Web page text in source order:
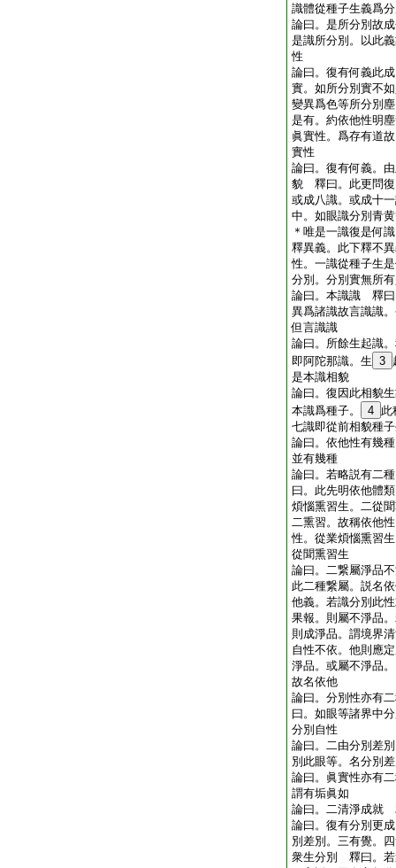
識體從種子生義爲
論曰。是所分別故
是識所分別。以此
性
論曰。復有何義此
實。如所分別實不
變異爲色等所分別
是有。約依他性明
眞實性。爲存有道
實性
論曰。復有何義。
貌 釋曰。此更問復
或成八識。或成十
中。如眼識分別青
＊唯是一識復是何
釋異義。此下釋不
性。一識從種子生
分別。分別實無所
論曰。本識識 釋曰
異爲諸識故言識識
但言識識
論曰。所餘生起識
即阿陀那識。生 3
是本識相貌
論曰。復因此相貌
本識爲種子。
4 此
七識即從前相貌種
論曰。依他性有幾
並有幾種
論曰。若略説有二
曰。此先明依他體
煩惱熏習生。二從
二熏習。故稱依他
性。從業煩惱熏習
從聞熏習生
論曰。二繋屬淨品
此二種繋屬。説名
他義。若識分別此
果報。則屬不淨品
則成淨品。謂境界
自性不依。他則應
淨品。或屬不淨品
故名依他
論曰。分別性亦有
曰。如眼等諸界中
分別自性
論曰。二由分別差
別此眼等。名分別
論曰。眞實性亦有
謂有垢眞如
論曰。二清淨成就
論曰。復有分別更
別差別。三有覺。
衆生分別 釋曰。若